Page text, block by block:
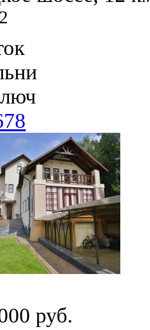
2
руб.